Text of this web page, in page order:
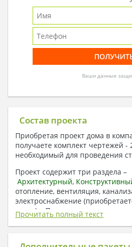
Ваши данные
Состав проекта
Приобретая проект дома в
получаете комплект чертежей -
необходимый для проведения
Проект содержит три раздела –
Архитектурный,
отопление, вентиляция,
электроснабжение
плату) + Пояснительная записка.
1. Архитектурный раздел:
Общие данные по
Прочитать полный текст